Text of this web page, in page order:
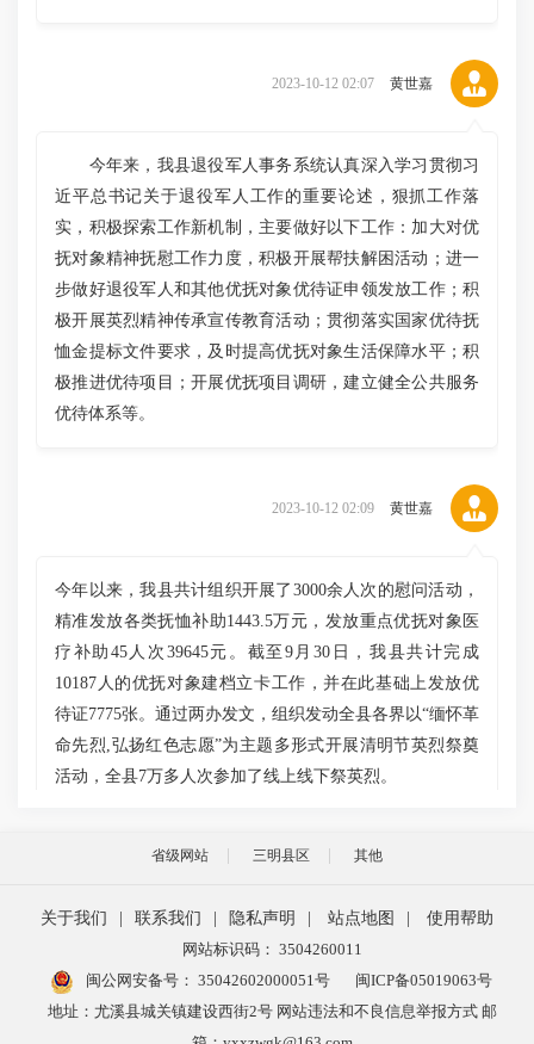
2023-10-12 02:07 黄世嘉
今年来，我县退役军人事务系统认真深入学习贯彻习
近平总书记关于退役军人工作的重要论述，狠抓工作落
实，积极探索工作新机制，主要做好以下工作：加大对优
抚对象精神抚慰工作力度，积极开展帮扶解困活动；进一
步做好退役军人和其他优抚对象优待证申领发放工作；积
极开展英烈精神传承宣传教育活动；贯彻落实国家优待抚
恤金提标文件要求，及时提高优抚对象生活保障水平；积
极推进优待项目；开展优抚项目调研，建立健全公共服务
优待体系等。
2023-10-12 02:09 黄世嘉
今年以来，我县共计组织开展了3000余人次的慰问活动，
精准发放各类抚恤补助1443.5万元，发放重点优抚对象医
疗补助45人次39645元。截至9月30日，我县共计完成
10187人的优抚对象建档立卡工作，并在此基础上发放优
待证7775张。通过两办发文，组织发动全县各界以“缅怀革
命先烈,弘扬红色志愿”为主题多形式开展清明节英烈祭奠
活动，全县7万多人次参加了线上线下祭英烈。
刚刚您提到积极探索工作新机制，具体是个什么样的
情况？
省级网站 三明县区 其他
关于我们 联系我们 隐私声明 站点地图
使用帮助
网站标识码： 3504260011
闽公网安备号： 35042602000051号
闽ICP备05019063号
地址：尤溪县城关镇建设西街2号 网站违法和不良信息举报方式 邮